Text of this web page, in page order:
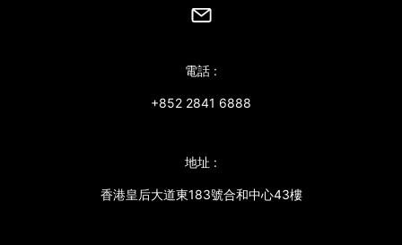
電話 :
+852 2841 6888
地址 :
香港皇后大道東183號合和中心43樓